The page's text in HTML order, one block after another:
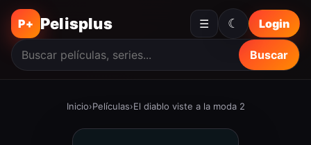
P+ Pelisplus ☰
Buscar
Login
☾
Inicio›Películas›El diablo viste a la moda 2